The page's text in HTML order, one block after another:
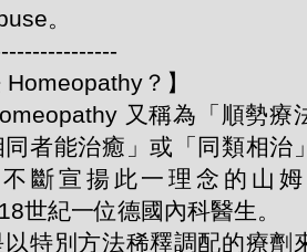
。
Homeopathy？】
又稱為「順勢療
者能治癒」或「同類相治
斷宣揚此一理念的山
世紀一位德國內科醫生。
以特別方法稀釋調配的療劑